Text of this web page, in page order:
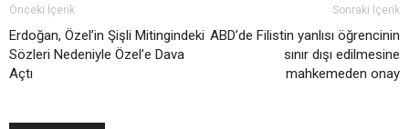
Önceki İçerik
Erdoğan, Özel’in Şişli Mitingindeki
Sözleri Nedeniyle Özel’e Dava
Açtı
Sonraki İçerik
ABD’de Filistin yanlısı öğrencinin
sınır dışı edilmesine
mahkemeden onay